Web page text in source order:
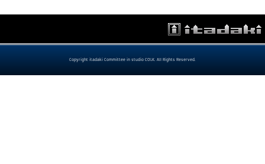
Copyright itadaki Committee in studio COLK. All Rights Reserved.